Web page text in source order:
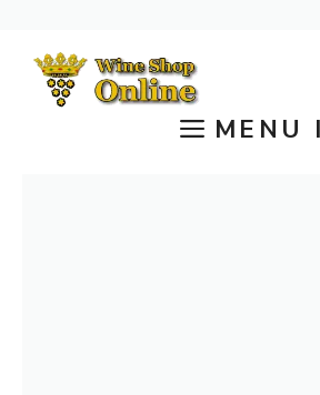
contenuto
MENU